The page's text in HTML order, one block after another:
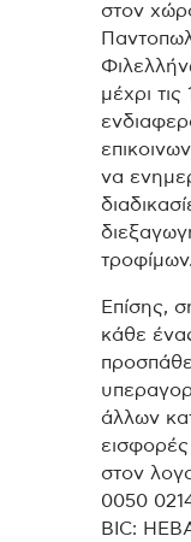
στον
μέχρι
να
τροφίμων.
Επίσης,
κάθε
άλλων
στον
0050
BIC: